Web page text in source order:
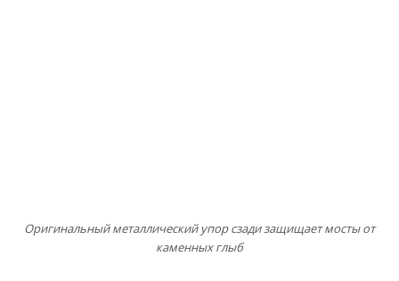
Оригинальный металлический упор сзади защищает мосты от
каменных глыб